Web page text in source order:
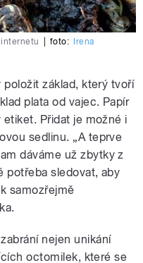
foto:
Irena
položit základ, který tvoří
plata od vajec. Papír
Přidat je možné i
sedlinu. „A teprve
dáváme už zbytky z
potřeba sledovat, aby
samozřejmě
nejen unikání
octomilek, které se